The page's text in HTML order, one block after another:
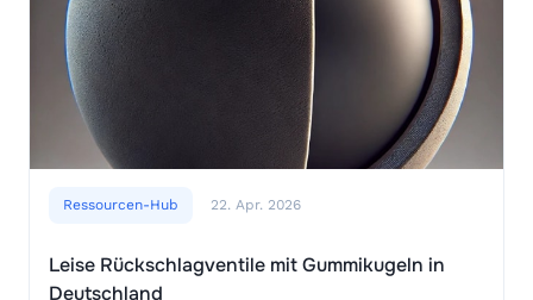
Ressourcen-Hub 22. Apr. 2026
Leise Rückschlagventile mit Gummikugeln in
Deutschland